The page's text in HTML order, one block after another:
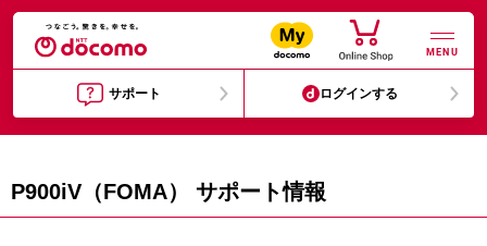
MENU
サポート ログインする
P900iV（FOMA） サポート情報